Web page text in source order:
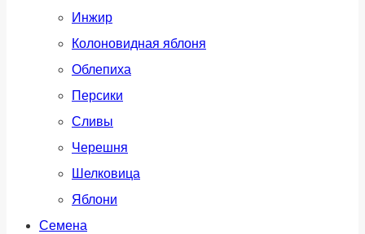
Инжир
Колоновидная яблоня
Облепиха
Персики
Сливы
Черешня
Шелковица
Яблони
Семена